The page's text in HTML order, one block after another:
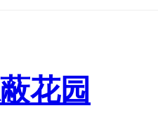
花园